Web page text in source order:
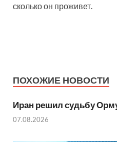
сколько он проживет.
ПОХОЖИЕ НОВОСТИ
Иран решил судьбу
07.08.2026